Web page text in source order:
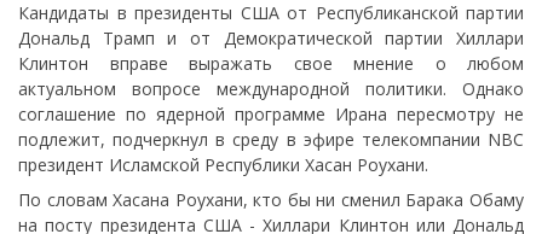
Кандидаты в президенты США от Республиканской партии
Дональд Трамп и от Демократической партии Хиллари
Клинтон вправе выражать свое мнение о любом
актуальном вопросе международной политики. Однако
соглашение по ядерной программе Ирана пересмотру не
подлежит, подчеркнул в среду в эфире телекомпании NBC
президент Исламской Республики Хасан Роухани.
По словам Хасана Роухани, кто бы ни сменил Барака Обаму
на посту президента США - Хиллари Клинтон или Дональд